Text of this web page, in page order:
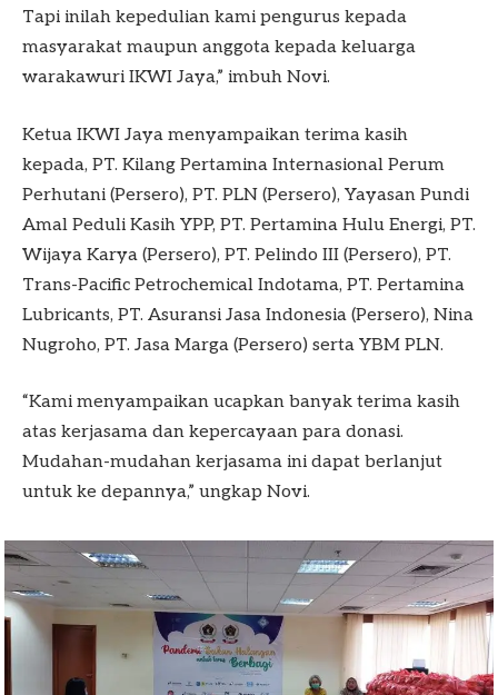
Tapi inilah kepedulian kami pengurus kepada
masyarakat maupun anggota kepada keluarga
warakawuri IKWI Jaya,” imbuh Novi.
Ketua IKWI Jaya menyampaikan terima kasih
kepada, PT. Kilang Pertamina Internasional Perum
Perhutani (Persero), PT. PLN (Persero), Yayasan Pundi
Amal Peduli Kasih YPP, PT. Pertamina Hulu Energi, PT.
Wijaya Karya (Persero), PT. Pelindo III (Persero), PT.
Trans-Pacific Petrochemical Indotama, PT. Pertamina
Lubricants, PT. Asuransi Jasa Indonesia (Persero), Nina
Nugroho, PT. Jasa Marga (Persero) serta YBM PLN.
“Kami menyampaikan ucapkan banyak terima kasih
atas kerjasama dan kepercayaan para donasi.
Mudahan-mudahan kerjasama ini dapat berlanjut
untuk ke depannya,” ungkap Novi.